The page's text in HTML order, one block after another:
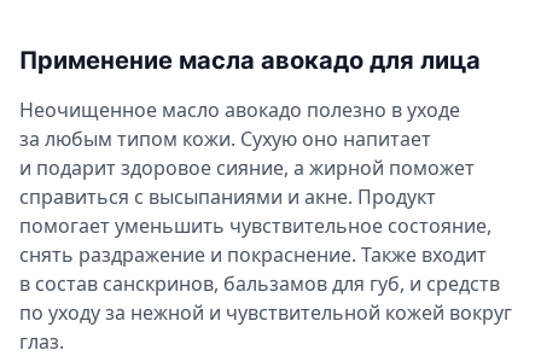
Применение масла авокадо для лица
Неочищенное масло авокадо полезно в уходе
за любым типом кожи. Сухую оно напитает
и подарит здоровое сияние, а жирной поможет
справиться с высыпаниями и акне. Продукт
помогает уменьшить чувствительное состояние,
снять раздражение и покраснение. Также входит
в состав санскринов, бальзамов для губ, и средств
по уходу за нежной и чувствительной кожей вокруг
глаз.